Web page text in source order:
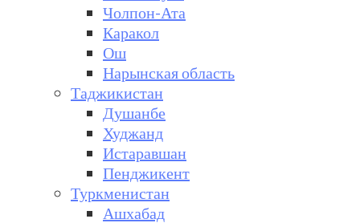
Чолпон-Ата
Каракол
Ош
Нарынская область
Таджикистан
Душанбе
Худжанд
Истаравшан
Пенджикент
Туркменистан
Ашхабад